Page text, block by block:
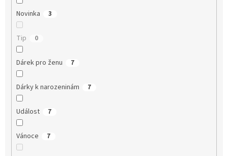
Novinka 3
Tip 0
Dárek pro ženu 7
Dárky k narozeninám 7
Událost 7
Vánoce 7